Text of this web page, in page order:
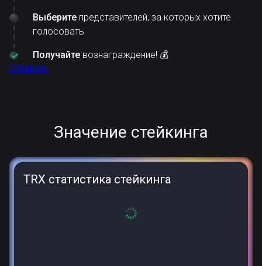
Выберите представителей, за которых хотите
голосовать
Получайте вознаграждение! 💰
Стейкать
Значение стейкинга
TRX статистика стейкинга